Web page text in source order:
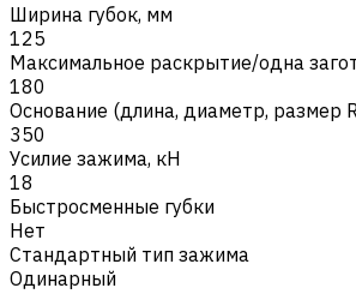
Ширина губок, мм
125
Максимальное раскрытие/одна
180
Основание (длина, диаметр, размер
350
Усилие зажима, кН
18
Быстросменные губки
Нет
Стандартный тип зажима
Одинарный